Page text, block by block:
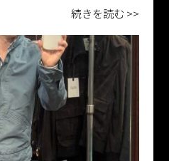
続きを読む >>